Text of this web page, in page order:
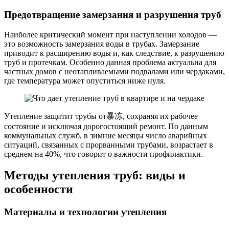
Предотвращение замерзания и разрушения труб
Наиболее критический момент при наступлении холодов —
это возможность замерзания воды в трубах. Замерзание
приводит к расширению воды и, как следствие, к разрушению
труб и протечкам. Особенно данная проблема актуальна для
частных домов с неотапливаемыми подвалами или чердаками,
где температура может опуститься ниже нуля.
Утепление защитит трубы от暴冻, сохраняя их рабочее
состояние и исключая дорогостоящий ремонт. По данным
коммунальных служб, в зимние месяцы число аварийных
ситуаций, связанных с прорванными трубами, возрастает в
среднем на 40%, что говорит о важности профилактики.
Методы утепления труб: виды и
особенности
Материалы и технологии утепления